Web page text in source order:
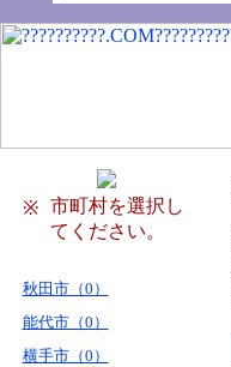
※
市町村を選択し
てください。
秋田市（0）
能代市（0）
横手市（0）